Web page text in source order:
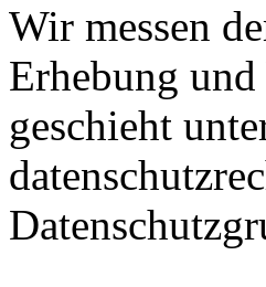
Wir messen
Erhebung
geschieht